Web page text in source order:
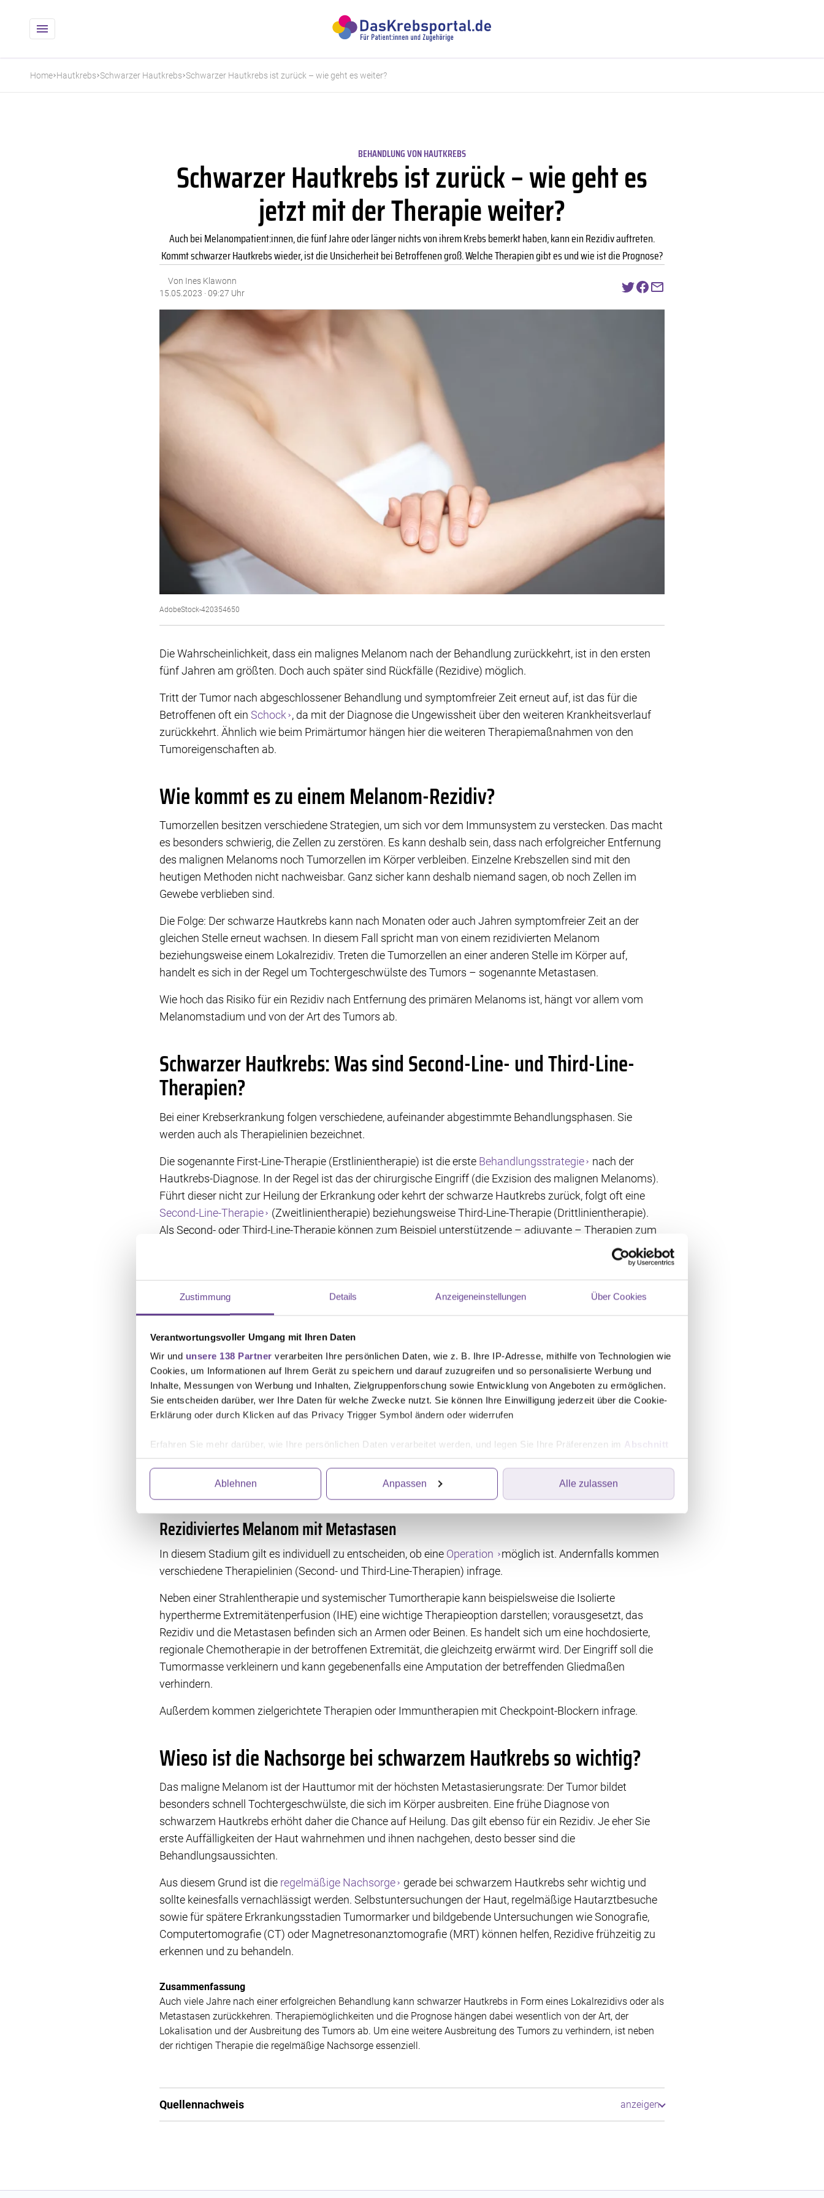
Zustimmung Details Anzeigeneinstellungen Über Cookies
Verantwortungsvoller Umgang mit Ihren Daten
Wir und unsere 138 Partner verarbeiten Ihre persönlichen Daten, wie z. B. Ihre IP-Adresse, mithilfe von Technologien wie
Cookies, um Informationen auf Ihrem Gerät zu speichern und darauf zuzugreifen und so personalisierte Werbung und
Inhalte, Messungen von Werbung und Inhalten, Zielgruppenforschung sowie Entwicklung von Angeboten zu ermöglichen.
Sie entscheiden darüber, wer Ihre Daten für welche Zwecke nutzt. Sie können Ihre Einwilligung jederzeit über die Cookie-
Erklärung oder durch Klicken auf das Privacy Trigger Symbol ändern oder widerrufen
Erfahren Sie mehr darüber, wie Ihre persönlichen Daten verarbeitet werden, und legen Sie Ihre Präferenzen im Abschnitt
Wir verwenden Dienste von Drittanbietern, die Informationen im Endgerät eines Seitenbesuchers speichern oder dort
abrufen. Anschließend verarbeiten wir die Informationen weiter. Dies alles hilft uns, unsere Website optimal zu gestalten
Einwilligung können Sie mit Wirkung für die Zukunft widerrufen, indem Sie auf das runde Icon in der linken unteren Ecke
klicken. Weitere Informationen finden Sie in unserer Datenschutzerklärung.
Ablehnen Anpassen Alle zulassen
Home Hautkrebs Schwarzer Hautkrebs Schwarzer Hautkrebs ist zurück – wie geht es weiter?
BEHANDLUNG VON HAUTKREBS
Schwarzer Hautkrebs ist zurück – wie geht es
jetzt mit der Therapie weiter?
Auch bei Melanompatient:innen, die fünf Jahre oder länger nichts von ihrem Krebs bemerkt haben, kann ein Rezidiv auftreten.
Kommt schwarzer Hautkrebs wieder, ist die Unsicherheit bei Betroffenen groß. Welche Therapien gibt es und wie ist die Prognose?
Von Ines Klawonn
15.05.2023 · 09:27 Uhr
AdobeStock-420354650
Die Wahrscheinlichkeit, dass ein malignes Melanom nach der Behandlung zurückkehrt, ist in den ersten
fünf Jahren am größten. Doch auch später sind Rückfälle (Rezidive) möglich.
Tritt der Tumor nach abgeschlossener Behandlung und symptomfreier Zeit erneut auf, ist das für die
Betroffenen oft ein Schock , da mit der Diagnose die Ungewissheit über den weiteren Krankheitsverlauf
zurückkehrt. Ähnlich wie beim Primärtumor hängen hier die weiteren Therapiemaßnahmen von den
Tumoreigenschaften ab.
Wie kommt es zu einem Melanom-Rezidiv?
Tumorzellen besitzen verschiedene Strategien, um sich vor dem Immunsystem zu verstecken. Das macht
es besonders schwierig, die Zellen zu zerstören. Es kann deshalb sein, dass nach erfolgreicher Entfernung
des malignen Melanoms noch Tumorzellen im Körper verbleiben. Einzelne Krebszellen sind mit den
heutigen Methoden nicht nachweisbar. Ganz sicher kann deshalb niemand sagen, ob noch Zellen im
Gewebe verblieben sind.
Die Folge: Der schwarze Hautkrebs kann nach Monaten oder auch Jahren symptomfreier Zeit an der
gleichen Stelle erneut wachsen. In diesem Fall spricht man von einem rezidivierten Melanom
beziehungsweise einem Lokalrezidiv. Treten die Tumorzellen an einer anderen Stelle im Körper auf,
handelt es sich in der Regel um Tochtergeschwülste des Tumors – sogenannte Metastasen.
Wie hoch das Risiko für ein Rezidiv nach Entfernung des primären Melanoms ist, hängt vor allem vom
Melanomstadium und von der Art des Tumors ab.
Schwarzer Hautkrebs: Was sind Second-Line- und Third-Line-
Therapien?
Bei einer Krebserkrankung folgen verschiedene, aufeinander abgestimmte Behandlungsphasen. Sie
werden auch als Therapielinien bezeichnet.
Die sogenannte First-Line-Therapie (Erstlinientherapie) ist die erste Behandlungsstrategie
nach der
Hautkrebs-Diagnose. In der Regel ist das der chirurgische Eingriff (die Exzision des malignen Melanoms).
Führt dieser nicht zur Heilung der Erkrankung oder kehrt der schwarze Hautkrebs zurück, folgt oft eine
Second-Line-Therapie
(Zweitlinientherapie) beziehungsweise Third-Line-Therapie (Drittlinientherapie).
Als Second- oder Third-Line-Therapie können zum Beispiel unterstützende – adjuvante – Therapien zum
, aber auch Medikamente wie Interferon, Checkpoint-
Therapieoptionen bei rezidiviertem Melanom
Welche Therapie im Einzelfall angewendet wird, hängt einerseits vom rezidivierten Melanom ab: An
welcher Stelle befindet es sich, wie weit ist der schwarze Hautkrebs vorgedrungen, hat das Rezidiv bereits
Fernmetastasen gebildet oder weist es besondere Mutationen auf? Zum anderen müssen
Begleiterkrankungen sowie mögliche Nebenwirkungen der Therapie berücksichtigt werden.
mit dem rezidivierten Melanom ein erhöhtes Rückfallrisiko einhergeht, können zusätzlich adjuvante
Therapiemöglichkeiten sinnvoll sein.
Rezidiviertes Melanom mit Metastasen
In diesem Stadium gilt es individuell zu entscheiden, ob eine Operation
möglich ist. Andernfalls kommen
verschiedene Therapielinien (Second- und Third-Line-Therapien) infrage.
Neben einer Strahlentherapie und systemischer Tumortherapie kann beispielsweise die Isolierte
hypertherme Extremitätenperfusion (IHE) eine wichtige Therapieoption darstellen; vorausgesetzt, das
Rezidiv und die Metastasen befinden sich an Armen oder Beinen. Es handelt sich um eine hochdosierte,
regionale Chemotherapie in der betroffenen Extremität, die gleichzeitg erwärmt wird. Der Eingriff soll die
Tumormasse verkleinern und kann gegebenenfalls eine Amputation der betreffenden Gliedmaßen
verhindern.
Außerdem kommen zielgerichtete Therapien oder Immuntherapien mit Checkpoint-Blockern infrage.
Wieso ist die Nachsorge bei schwarzem Hautkrebs so wichtig?
Das maligne Melanom ist der Hauttumor mit der höchsten Metastasierungsrate: Der Tumor bildet
besonders schnell Tochtergeschwülste, die sich im Körper ausbreiten. Eine frühe Diagnose von
schwarzem Hautkrebs erhöht daher die Chance auf Heilung. Das gilt ebenso für ein Rezidiv. Je eher Sie
erste Auffälligkeiten der Haut wahrnehmen und ihnen nachgehen, desto besser sind die
Behandlungsaussichten.
Aus diesem Grund ist die regelmäßige Nachsorge
gerade bei schwarzem Hautkrebs sehr wichtig und
sollte keinesfalls vernachlässigt werden. Selbstuntersuchungen der Haut, regelmäßige Hautarztbesuche
sowie für spätere Erkrankungsstadien Tumormarker und bildgebende Untersuchungen wie Sonografie,
Computertomografie (CT) oder Magnetresonanztomografie (MRT) können helfen, Rezidive frühzeitig zu
erkennen und zu behandeln.
Zusammenfassung
Auch viele Jahre nach einer erfolgreichen Behandlung kann schwarzer Hautkrebs in Form eines Lokalrezidivs oder als
Metastasen zurückkehren. Therapiemöglichkeiten und die Prognose hängen dabei wesentlich von der Art, der
Lokalisation und der Ausbreitung des Tumors ab. Um eine weitere Ausbreitung des Tumors zu verhindern, ist neben
der richtigen Therapie die regelmäßige Nachsorge essenziell.
Quellennachweis